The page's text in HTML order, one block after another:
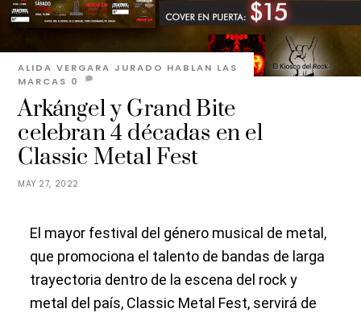
MAY 27, 2022
Arkángel y Grand Bite
celebran 4 décadas en el
Classic Metal Fest
ALIDA VERGARA JURADO HABLAN LAS
MARCAS 0
El mayor festival del género musical de metal,
que promociona el talento de bandas de larga
trayectoria dentro de la escena del rock y
metal del país, Classic Metal Fest, servirá de